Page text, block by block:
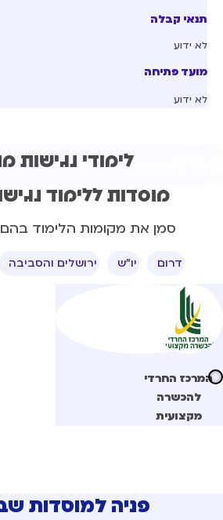
תנאי קבלה
לא ידוע
מועד פתיחה
לא ידוע
לימודי נגישות
מוסדות ללימוד​
סמן את מקומות הלימוד בהם
דרום יו"ש ירושלים והסביבה
המרכז החרדי
להכשרה
מקצועית
פניה למוסדות